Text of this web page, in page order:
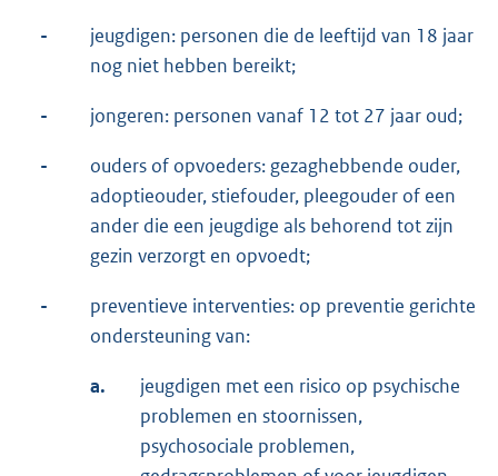
-
jeugdigen: personen die de leeftijd van 18 jaar
nog niet hebben bereikt;
- jongeren: personen vanaf 12 tot 27 jaar oud;
-
ouders of opvoeders: gezaghebbende ouder,
adoptieouder, stiefouder, pleegouder of een
ander die een jeugdige als behorend tot zijn
gezin verzorgt en opvoedt;
-
preventieve interventies: op preventie gerichte
ondersteuning van:
a.
jeugdigen met een risico op psychische
problemen en stoornissen,
psychosociale problemen,